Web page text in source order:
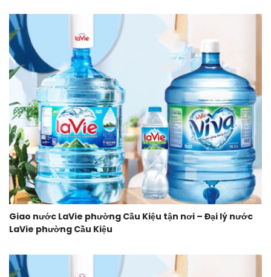
Giao nước LaVie phường Cầu Kiệu tận nơi – Đại lý nước
LaVie phường Cầu Kiệu